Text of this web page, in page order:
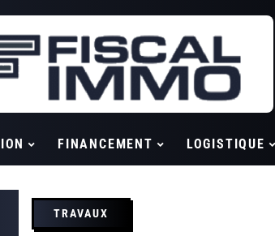
FINANCEMENT LOGISTIQUE
TRAVAUX